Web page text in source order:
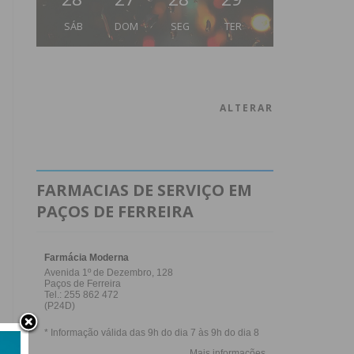
SÁB DOM SEG TER
ALTERAR
FARMACIAS DE SERVIÇO EM
PAÇOS DE FERREIRA